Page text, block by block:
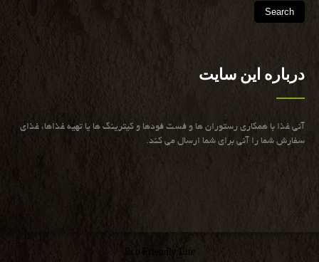
درباره این سایت
آنی غذا با همكاری رستوران ها و فست فودها و كیترینگ ها یا تهیه غذاها، غذای
سفارش شما را آنی برای شما ارسال می كند.
Eco Friendly Lite